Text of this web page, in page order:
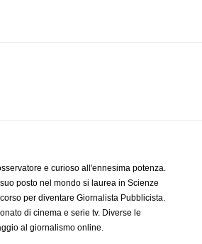
e curioso all'ennesima potenza.
posto nel mondo si laurea in Scienze
per diventare Giornalista Pubblicista.
di cinema e serie tv. Diverse le
al giornalismo online.